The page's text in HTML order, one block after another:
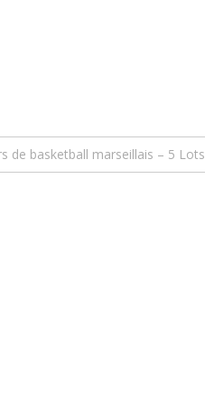
de basketball marseillais – 5 Lots